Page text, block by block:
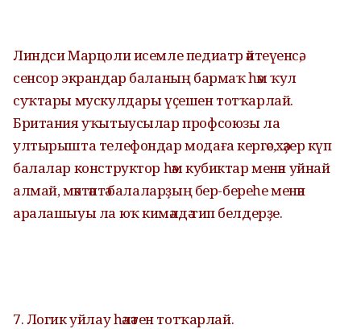
Линдси Марцоли исемле педиатр әйтеүенсә,
сенсор экрандар баланың бармаҡ һәм ҡул
суҡтары мускулдары үҫешен тотҡарлай.
Британия уҡытыусылар профсоюзы ла
ултырышта телефондар модаға кергәс,хәҙер күп
балалар конструктор һәм кубиктар менән уйнай
алмай, мәктәптә балаларҙың бер-береһе менән
аралашыуы ла юҡ кимәлдә тип белдерҙе.
7. Логик уйлау һәләтен тотҡарлай.